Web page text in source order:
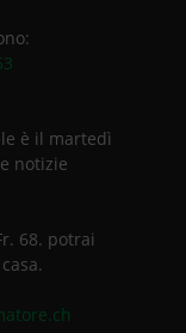
è il martedì
notizie
68. potrai